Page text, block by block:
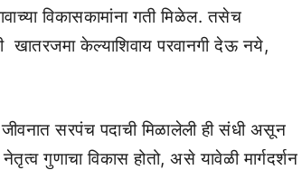
विकासकामांना गती मिळेल. तसेच
खातरजमा केल्याशिवाय परवानगी देऊ नये,
सरपंच पदाची मिळालेली ही संधी असून
गुणाचा विकास होतो, असे यावेळी मार्गदर्शन